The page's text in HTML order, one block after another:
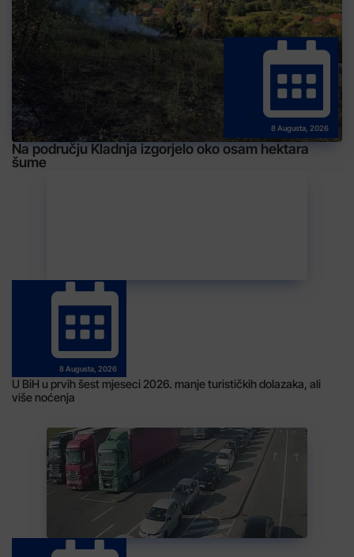
8 Augusta, 2026
Na području Kladnja izgorjelo oko osam hektara
šume
8 Augusta, 2026
U BiH u prvih šest mjeseci 2026. manje turističkih dolazaka, ali
više noćenja